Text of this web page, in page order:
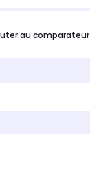
au comparateur